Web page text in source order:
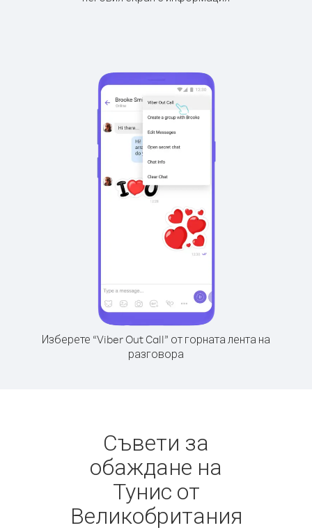
Изберете “Viber Out Call” от горната лента на
разговора
Съвети за
обаждане на
Тунис от
Великобритания